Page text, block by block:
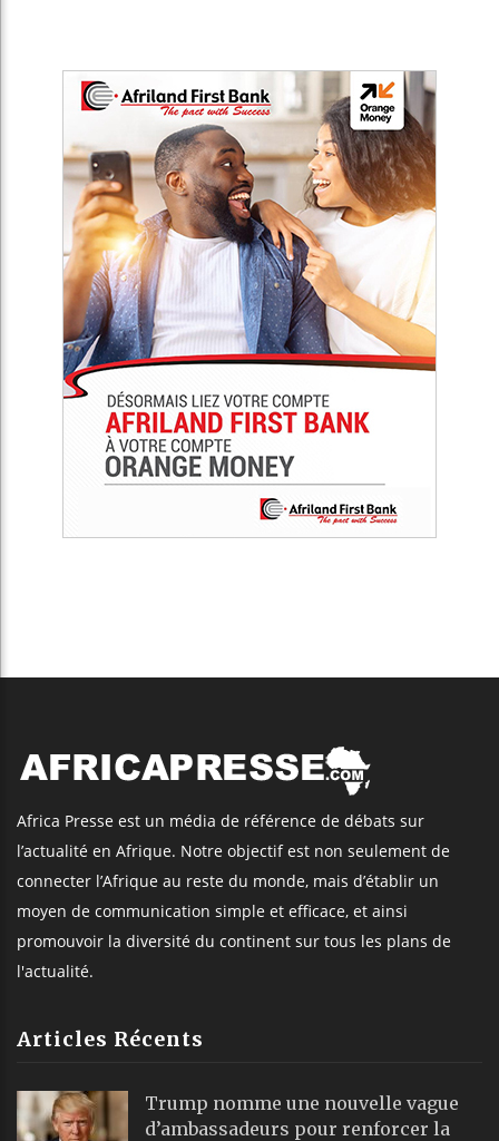
Africa Presse est un média de référence de débats sur
l’actualité en Afrique. Notre objectif est non seulement de
connecter l’Afrique au reste du monde, mais d’établir un
moyen de communication simple et efficace, et ainsi
promouvoir la diversité du continent sur tous les plans de
l'actualité.
Articles Récents
Trump nomme une nouvelle vague
d’ambassadeurs pour renforcer la